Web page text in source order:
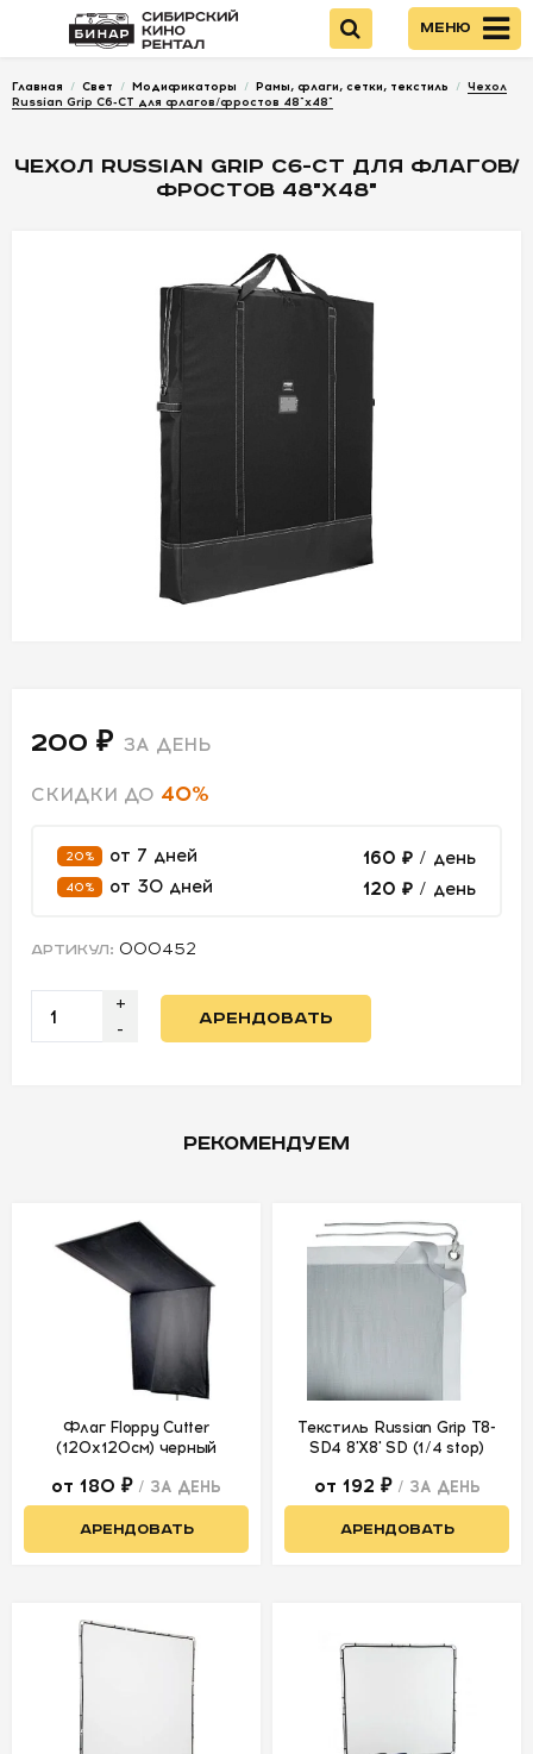
Войти
НОВИНКИ
ОПЕРАТОРСКОЕ
ОБОРУДОВАНИЕ
ДЛЯ
АРЕНДА
ПЕРВАЯ
АРЕНДА
КОНТАКТЫ
Меню
Главная / Свет / Модификаторы / Рамы, флаги, сетки, текстиль / Чехол
Russian Grip С6-СТ для флагов/фростов 48"х48"
ЧЕХОЛ RUSSIAN GRIP С6-СТ ДЛЯ ФЛАГОВ/
ФРОСТОВ 48"Х48"
200 ₽ ЗА ДЕНЬ
СКИДКИ ДО 40%
20% от 7 дней 160 ₽ / день
40% от 30 дней 120 ₽ / день
АРТИКУЛ: 000452
+
-
АРЕНДОВАТЬ
РЕКОМЕНДУЕМ
Флаг Floppy Cutter
(120x120см) черный
от 180 ₽ / ЗА ДЕНЬ
АРЕНДОВАТЬ
Текстиль Russian Grip Т8-
SD4 8'X8' SD (1/4 stop)
от 192 ₽ / ЗА ДЕНЬ
АРЕНДОВАТЬ